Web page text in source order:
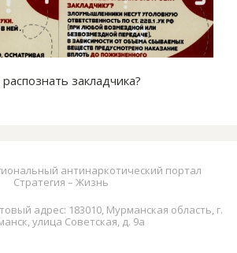
распознать закладчика?
антинаркотический портал
Стратегия – Жизнь
адрес: 183010, Мурманская область, г.
улица Советская, д. 9а